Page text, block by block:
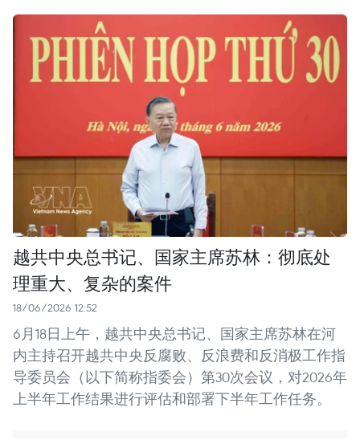
越共中央总书记、国家主席苏林：彻底处
理重大、复杂的案件
18/06/2026 12:52
6月18日上午，越共中央总书记、国家主席苏林在河
内主持召开越共中央反腐败、反浪费和反消极工作指
导委员会（以下简称指委会）第30次会议，对2026年
上半年工作结果进行评估和部署下半年工作任务。